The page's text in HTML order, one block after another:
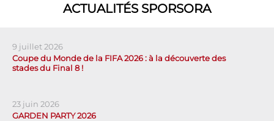
ACTUALITÉS SPORSORA
9 juillet 2026
Coupe du Monde de la FIFA 2026 : à la découverte des
stades du Final 8 !
23 juin 2026
GARDEN PARTY 2026